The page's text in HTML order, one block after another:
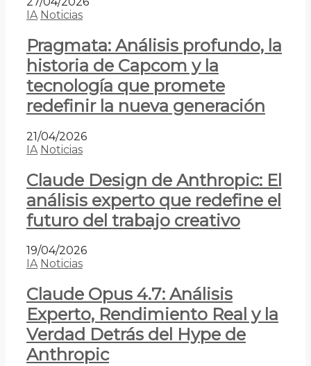
IA Noticias
Pragmata: Análisis profundo, la
historia de Capcom y la
tecnología que promete
redefinir la nueva generación
21/04/2026
IA Noticias
Claude Design de Anthropic: El
análisis experto que redefine el
futuro del trabajo creativo
19/04/2026
IA Noticias
Claude Opus 4.7: Análisis
Experto, Rendimiento Real y la
Verdad Detrás del Hype de
Anthropic